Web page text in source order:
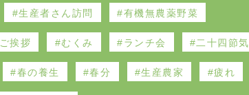
生産者さん訪問 有機無農薬野菜
ご挨拶 むくみ ランチ会 二十四節気
春の養生 春分 生産農家 疲れ